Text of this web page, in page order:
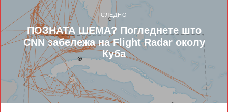
СЛЕДНО
ПОЗНАТА ШЕМА? Погледнете што
CNN забележа на Flight Radar околу
Куба